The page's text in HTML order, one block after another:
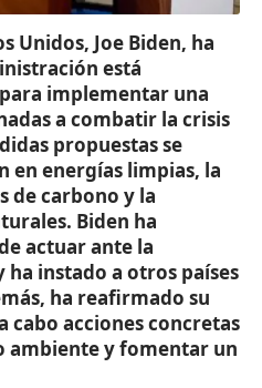
Unidos, Joe Biden, ha
está
implementar una
a combatir la crisis
propuestas se
en energías limpias, la
de carbono y la
Biden ha
actuar ante la
instado a otros países
ha reafirmado su
cabo acciones concretas
ambiente y fomentar un